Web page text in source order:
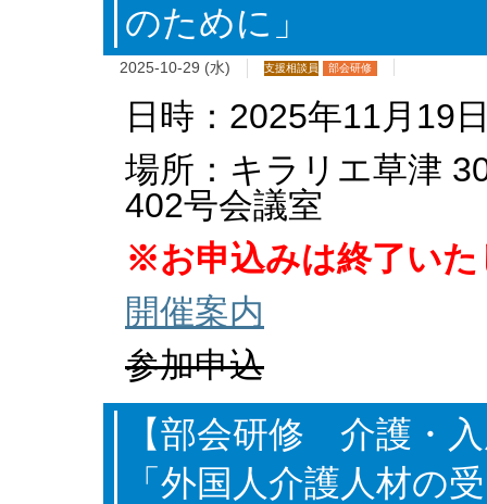
のために」
2025-10-29 (水) 支援相談員 部会研修
日時：2025年11月19
場所：キラリエ草津
402号会議室
※お申込みは終了いた
開催案内
参加申込
【部会研修 介護・
「外国人介護人材の